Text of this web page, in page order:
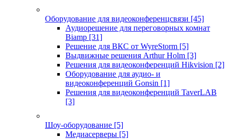
Оборудование для видеоконференцсвязи [45]
Аудиорешение для переговорных комнат
Biamp [31]
Решение для ВКС от WyreStorm [5]
Выдвижные решения Arthur Holm [3]
Решения для видеоконференций Hikvision [2]
Оборудование для аудио- и
видеоконференций Gonsin [1]
Решения для видеоконференций TaverLAB
[3]
Шоу-оборудование [5]
Медиасерверы [5]